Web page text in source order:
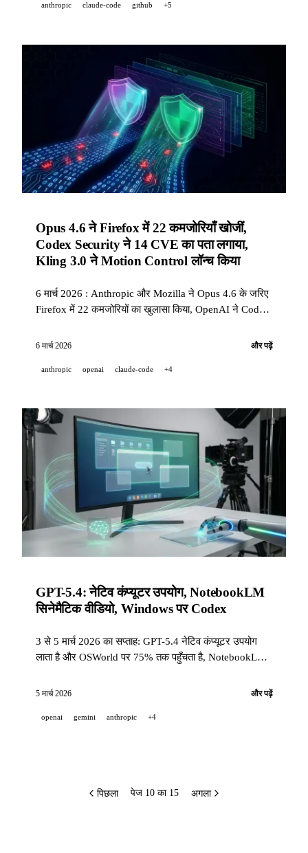
करता है।
anthropic claude-code github +5
Opus 4.6 ने Firefox में 22 कमजोरियाँ खोजीं,
Codex Security ने 14 CVE का पता लगाया,
Kling 3.0 ने Motion Control लॉन्च किया
6 मार्च 2026 : Anthropic और Mozilla ने Opus 4.6 के जरिए
Firefox में 22 कमजोरियों का खुलासा किया, OpenAI ने Codex
CVE पाए गए, और Kling 3.0 ने वैश्विक स्तर पर Motion
6 मार्च 2026 और पढ़ें
anthropic openai claude-code +4
GPT-5.4: नेटिव कंप्यूटर उपयोग, NotebookLM
सिनेमैटिक वीडियो, Windows पर Codex
3 से 5 मार्च 2026 का सप्ताह: GPT-5.4 नेटिव कंप्यूटर उपयोग
लाता है और OSWorld पर 75% तक पहुँचता है, NotebookLM
Windows पर आता है, और GitHub डिफ़ॉल्ट रूप से Copilot
5 मार्च 2026 और पढ़ें
openai gemini anthropic +4
पिछला पेज 10 का 15 अगला